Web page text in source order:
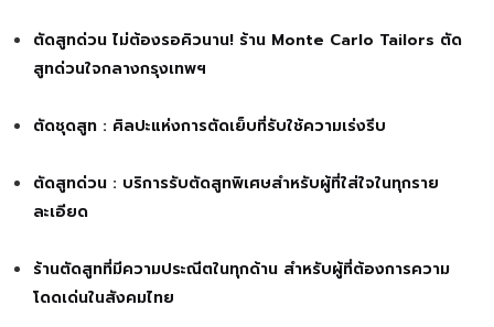
ตัดสูทด่วน ไม่ต้องรอคิวนาน! ร้าน Monte Carlo Tailors ตัด
สูทด่วนใจกลางกรุงเทพฯ
ตัดชุดสูท : ศิลปะแห่งการตัดเย็บที่รับใช้ความเร่งรีบ
ตัดสูทด่วน : บริการรับตัดสูทพิเศษสำหรับผู้ที่ใส่ใจในทุกราย
ละเอียด
ร้านตัดสูทที่มีความประณีตในทุกด้าน สำหรับผู้ที่ต้องการความ
โดดเด่นในสังคมไทย